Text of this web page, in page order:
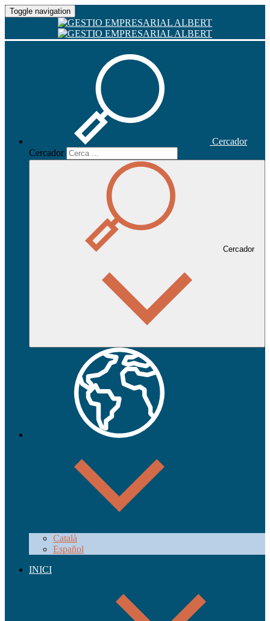
Toggle navigation
Cercador
Cercador
Cercador
Català
Español
INICI